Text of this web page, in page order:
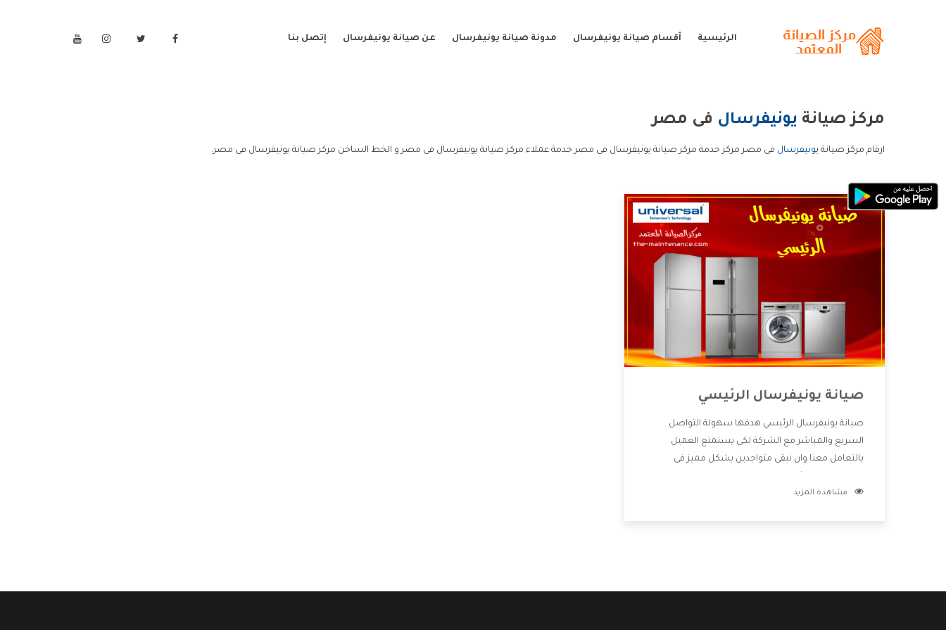
الرئيسية أقسام صيانة يونيفرسال مدونة صيانة يونيفرسال عن صيانة يونيفرسال إتصل بنا
مركز صيانة يونيفرسال فى مصر
ارقام مركز صيانة يونيفرسال فى مصر مركز خدمة مركز صيانة يونيفرسال فى مصر خدمة عملاء مركز صيانة يونيفرسال فى مصر و الخط الساخن مركز صيانة يونيفرسال فى مصر.
صيانة يونيفرسال الرئيسي
صيانة يونيفرسال الرئيسي هدفها سهولة التواصل
السريع والمباشر مع الشركة لكى يستمتع العميل
بالتعامل معنا وان نبقى متواجدين بشكل مميز فى
للعميل وان يستمتع بالخدمات التى تنفرد الشركة بها
مشاهدة المزيد